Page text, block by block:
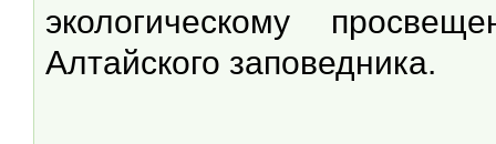
экологическому
Алтайского заповедника.